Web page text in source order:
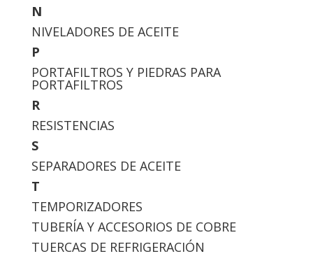
N
NIVELADORES DE ACEITE
P
PORTAFILTROS Y PIEDRAS PARA
PORTAFILTROS
R
RESISTENCIAS
S
SEPARADORES DE ACEITE
T
TEMPORIZADORES
TUBERÍA Y ACCESORIOS DE COBRE
TUERCAS DE REFRIGERACIÓN